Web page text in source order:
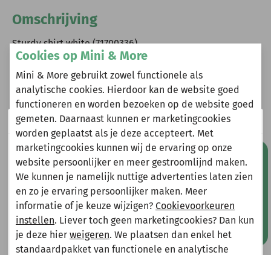
Omschrijving
Sturdy shirt white (71700336)
Heeft u vragen?
Stuur een e-mail
info@miniandmore.nl
Andere bekeken ook
Wellicht ook iets voor jou?
-70% -70% Mis geen aanbiedingen!
Wij zijn er even tussenuit!
Natuurlijk kun je wel gewoon een bestelling plaatsen
maar deze wordt dan maandag 10 augustus
verzonden.
Gelieve hier rekening mee te houden bij het plaatsen
van je bestelling.
Shop nu!
Cookies op Mini & More
Mini & More gebruikt zowel functionele als
analytische cookies. Hierdoor kan de website goed
functioneren en worden bezoeken op de website goed
gemeten. Daarnaast kunnen er marketingcookies
worden geplaatst als je deze accepteert. Met
marketingcookies kunnen wij de ervaring op onze
website persoonlijker en meer gestroomlijnd maken.
We kunnen je namelijk nuttige advertenties laten zien
en zo je ervaring persoonlijker maken. Meer
informatie of je keuze wijzigen? Cookievoorkeuren
instellen. Liever toch geen marketingcookies? Dan kun
je deze hier weigeren. We plaatsen dan enkel het
standaardpakket van functionele en analytische